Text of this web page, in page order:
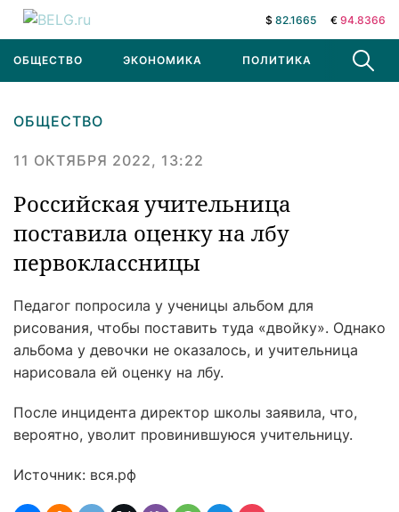
$ 82.1665 € 94.8366
ОБЩЕСТВО ЭКОНОМИКА ПОЛИТИКА В МИРЕ
ОБЩЕСТВО
11 ОКТЯБРЯ 2022, 13:22
Российская учительница
поставила оценку на лбу
первоклассницы
Педагог попросила у ученицы альбом для
рисования, чтобы поставить туда «двойку». Однако
альбома у девочки не оказалось, и учительница
нарисовала ей оценку на лбу.
После инцидента директор школы заявила, что,
вероятно, уволит провинившуюся учительницу.
Источник: вся.рф